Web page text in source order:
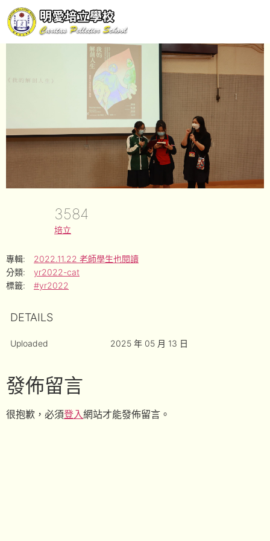
3584
培立
專輯:
2022.11.22 老師學生也閱讀
分類:
yr2022-cat
標籤:
#yr2022
DETAILS
Uploaded 2025 年 05 月 13 日
發佈留言
很抱歉，必須登入網站才能發佈留言。